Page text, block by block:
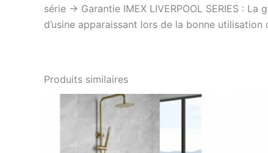
série -> Garantie IMEX LIVERPOOL SERIES :
d’usine apparaissant lors de la bonne utilisation
Produits similaires